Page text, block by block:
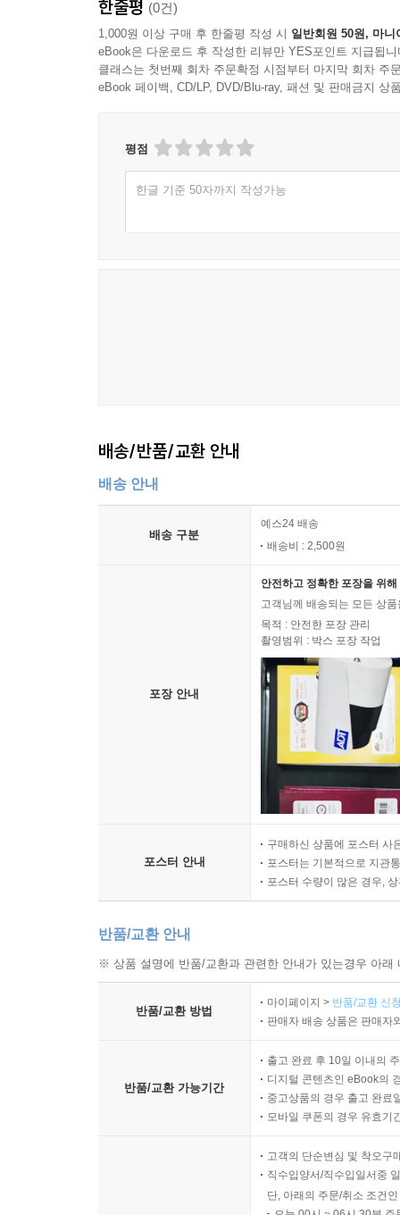
한줄평 (0건)
1,000원 이상 구매 후 한줄평 작성 시 일반회원 50원, 마니
eBook은 다운로드 후 작성한 리뷰만 YES포인트 지급됩니
클래스는 첫번째 회차 주문확정 시점부터 마지막 회차 주
eBook 페이백, CD/LP, DVD/Blu-ray, 패션 및 판매금지 상
평점
한글 기준 50자까지 작성가능
배송/반품/교환 안내
배송 안내
배송 구분
예스24 배송
배송비 : 2,500원
포장 안내
안전하고 정확한 포장을 위
고객님께 배송되는 모든 상
목적 : 안전한 포장 관리
촬영범위 : 박스 포장 작업
포스터 안내
구매하신 상품에 포스터 사
포스터는 기본적으로 지관
포스터 수량이 많은 경우,
반품/교환 안내
※ 상품 설명에 반품/교환과 관련한 안내가 있는경우 아
반품/교환 방법
마이페이지 > 반품/교환 신
판매자 배송 상품은 판매자
반품/교환 가능기간
출고 완료 후 10일 이내의
디지털 콘텐츠인 eBook의
중고상품의 경우 출고 완료
모바일 쿠폰의 경우 유효기
고객의 단순변심 및 착오구
직수입양서/직수입일서중
단, 아래의 주문/취소 조건